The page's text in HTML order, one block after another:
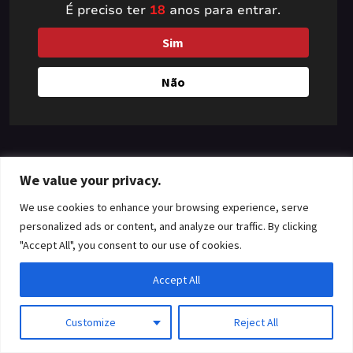
We value your privacy.
We use cookies to enhance your browsing experience, serve
personalized ads or content, and analyze our traffic. By clicking
"Accept All", you consent to our use of cookies.
Customize Reject All
Accept All
something amazing
— check back soon!
É preciso ter 18 anos para entrar.
Sim
Não